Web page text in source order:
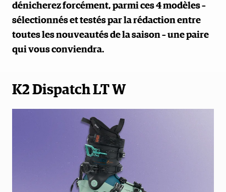
dénicherez forcément, parmi ces 4 modèles –
sélectionnés et testés par la rédaction entre
toutes les nouveautés de la saison – une paire
qui vous conviendra.
K2 Dispatch LT W